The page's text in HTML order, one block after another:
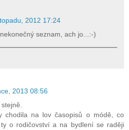
2012 17:24
seznam, ach jo...:-)
2013 08:56
chodila na lov časopisů o módě, co
o rodičovství a na bydlení se raději